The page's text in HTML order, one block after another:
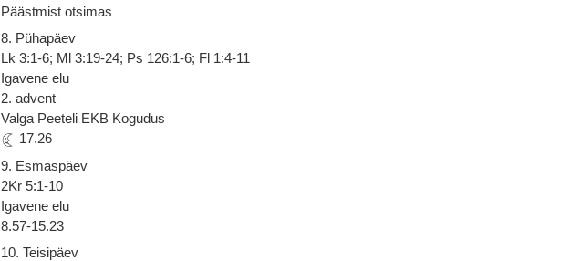
Päästmist otsimas
8. Pühapäev
Lk 3:1-6; Ml 3:19-24; Ps 126:1-6; Fl 1:4-11
Igavene elu
2. advent
Valga Peeteli EKB Kogudus
17.26
9. Esmaspäev
2Kr 5:1-10
Igavene elu
8.57-15.23
10. Teisipäev